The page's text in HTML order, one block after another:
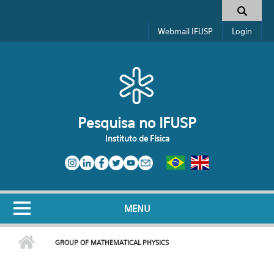
Formulário de busca
Webmail IFUSP Login
Pesquisa no IFUSP
Instituto de Física
MENU
GROUP OF MATHEMATICAL PHYSICS